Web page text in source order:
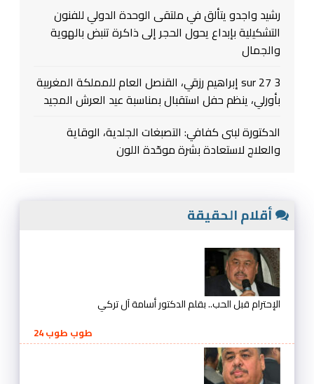
رشيد واجدو يتألق في ملتقى الوحدة الدولي للفنون
التشكيلية بإبداع يحول الحجر إلى ذاكرة تنبض بالهوية
والجمال
3 sur 27 إبراهيم رزقي، القنصل العام للمملكة المغربية
بأورلي، ينظم حفل استقبال بمناسبة عيد العرش المجيد
الدكتورة لبنى كفافي: التصبغات الجلدية، الوقاية
والعلاج لاستعادة بشرة موحّدة اللون
أقلام الحقيقة
الإحترام قبل الحب.. بقلم الدكتور أسامة آل تركي
طوب طوب 24